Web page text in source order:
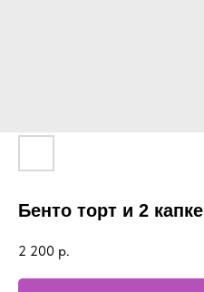
Бенто торт и 2
2 200 р.